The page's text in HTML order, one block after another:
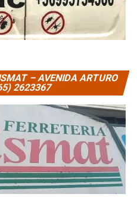
– AVENIDA ARTURO
2623367